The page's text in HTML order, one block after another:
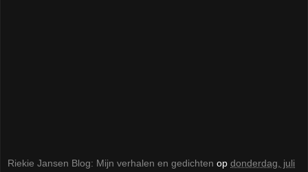
Riekie Jansen Blog: Mijn verhalen en gedichten op donderdag, juli